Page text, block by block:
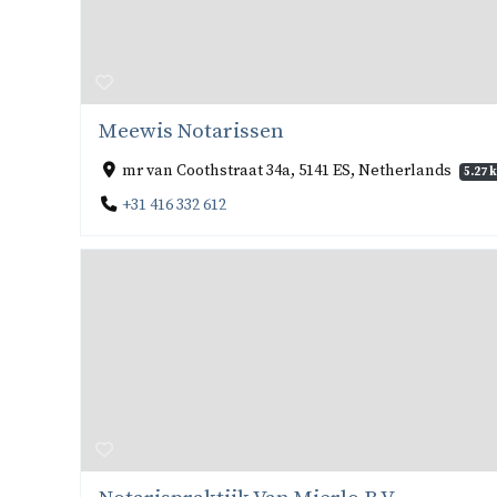
Meewis Notarissen
mr van Coothstraat 34a, 5141 ES, Netherlands 5.27
+31 416 332 612